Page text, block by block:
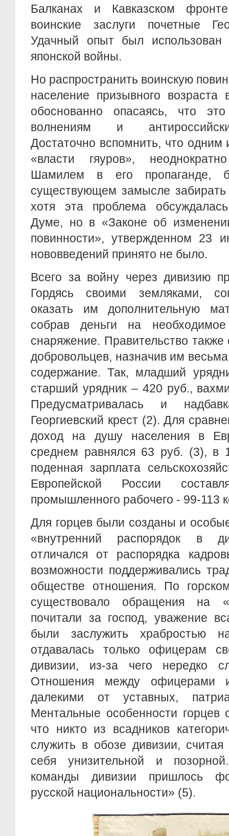
Балканах и Кавказском
воинские заслуги почетные
Удачный опыт был
японской войны.
Но распространить воинскую
население призывного
обоснованно опасаясь, что
волнениям и
Достаточно вспомнить, что одним
«власти гяуров»,
Шамилем в его пропаганде,
существующем замысле
хотя эта проблема
Думе, но в «Законе об
повинности», утвержденном 23
нововведений принято не было.
Всего за войну через дивизию
Гордясь своими земляками,
оказать им дополнительную
собрав деньги на
снаряжение. Правительство также
добровольцев, назначив им
содержание. Так, младший
старший урядник – 420 руб.,
Предусматривалась и
Георгиевский крест (2). Для
доход на душу населения в
среднем равнялся 63 руб. (3), в
поденная зарплата
Европейской России
промышленного рабочего - 99-113
Для горцев были созданы и
«внутренний распорядок в
отличался от распорядка
возможности поддерживались
обществе отношения. По
существовало обращения на
почитали за господ, уважение
были заслужить храбростью
отдавалась только офицерам
дивизии, из-за чего нередко
Отношения между офицерами
далекими от уставных,
Ментальные особенности горцев
что никто из всадников
служить в обозе дивизии,
себя унизительной и
команды дивизии пришлось
русской национальности» (5).